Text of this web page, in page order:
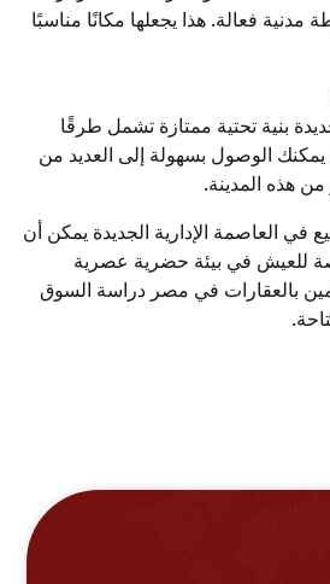
فعالة. هذا يجعلها مكانًا مناسبًا
بنية تحتية ممتازة تشمل طرقًا
الوصول بسهولة إلى العديد من
هذه المدينة.
في العاصمة الإدارية الجديدة يمكن أن
للعيش في بيئة حضرية عصرية
بالعقارات في مصر دراسة السوق